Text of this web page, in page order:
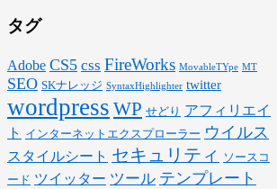
タグ
Adobe CS5 css FireWorks MovableTYpe MT
SEO SKナレッジ SyntaxHighlighter twitter
wordpress WP せどり アフィリエイ
ト
インターネットエクスプローラー ウイルス
スタイルシート セキュリティ
ソースコ
ード ツイッター ツール テンプレート